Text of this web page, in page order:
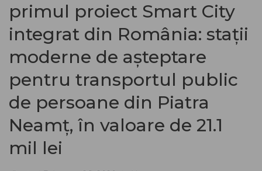
primul proiect Smart City
integrat din România: stații
moderne de așteptare
pentru transportul public
de persoane din Piatra
Neamț, în valoare de 21.1
mil lei